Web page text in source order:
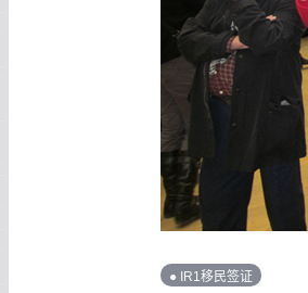
● IR1移民签证